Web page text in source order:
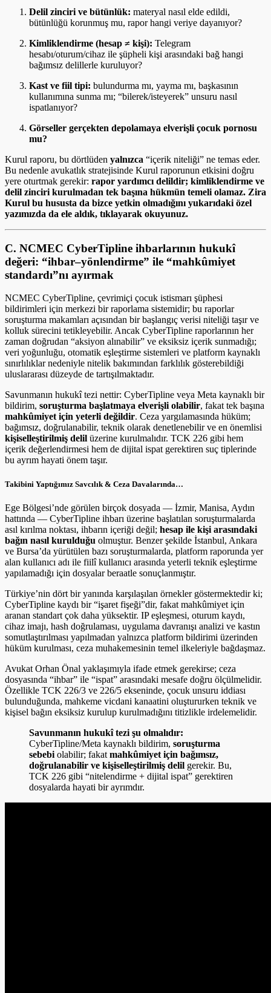
Delil zinciri ve bütünlük: materyal nasıl elde edildi,
bütünlüğü korunmuş mu, rapor hangi veriye dayanıyor?
Kimliklendirme (hesap ≠ kişi): Telegram
hesabı/oturum/cihaz ile şüpheli kişi arasındaki bağ hangi
bağımsız delillerle kuruluyor?
Kast ve fiil tipi: bulundurma mı, yayma mı, başkasının
kullanımına sunma mı; “bilerek/isteyerek” unsuru nasıl
ispatlanıyor?
Görseller gerçekten depolamaya elverişli çocuk pornosu
mu?
Kurul raporu, bu dörtlüden yalnızca “içerik niteliği” ne temas eder.
Bu nedenle avukatlık stratejisinde Kurul raporunun etkisini doğru
yere oturtmak gerekir: rapor yardımcı delildir; kimliklendirme ve
delil zinciri kurulmadan tek başına hükmün temeli olamaz. Zira
Kurul bu hususta da bizce yetkin olmadığını yukarıdaki özel
yazımızda da ele aldık, tıklayarak okuyunuz.
C. NCMEC CyberTipline ihbarlarının hukukî
değeri: “ihbar–yönlendirme” ile “mahkûmiyet
standardı”nı ayırmak
NCMEC CyberTipline, çevrimiçi çocuk istismarı şüphesi
bildirimleri için merkezi bir raporlama sistemidir; bu raporlar
soruşturma makamları açısından bir başlangıç verisi niteliği taşır ve
kolluk sürecini tetikleyebilir. Ancak CyberTipline raporlarının her
zaman doğrudan “aksiyon alınabilir” ve eksiksiz içerik sunmadığı;
veri yoğunluğu, otomatik eşleştirme sistemleri ve platform kaynaklı
sınırlılıklar nedeniyle nitelik bakımından farklılık gösterebildiği
uluslararası düzeyde de tartışılmaktadır.
Savunmanın hukukî tezi nettir: CyberTipline veya Meta kaynaklı bir
bildirim, soruşturma başlatmaya elverişli olabilir, fakat tek başına
mahkûmiyet için yeterli değildir. Ceza yargılamasında hüküm;
bağımsız, doğrulanabilir, teknik olarak denetlenebilir ve en önemlisi
kişiselleştirilmiş delil üzerine kurulmalıdır. TCK 226 gibi hem
içerik değerlendirmesi hem de dijital ispat gerektiren suç tiplerinde
bu ayrım hayati önem taşır.
Takibini Yaptığımız Savcılık & Ceza Davalarında…
Ege Bölgesi’nde görülen birçok dosyada — İzmir, Manisa, Aydın
hattında — CyberTipline ihbarı üzerine başlatılan soruşturmalarda
asıl kırılma noktası, ihbarın içeriği değil; hesap ile kişi arasındaki
bağın nasıl kurulduğu olmuştur. Benzer şekilde İstanbul, Ankara
ve Bursa’da yürütülen bazı soruşturmalarda, platform raporunda yer
alan kullanıcı adı ile fiilî kullanıcı arasında yeterli teknik eşleştirme
yapılamadığı için dosyalar beraatle sonuçlanmıştır.
Türkiye’nin dört bir yanında karşılaşılan örnekler göstermektedir ki;
CyberTipline kaydı bir “işaret fişeği”dir, fakat mahkûmiyet için
aranan standart çok daha yüksektir. IP eşleşmesi, oturum kaydı,
cihaz imajı, hash doğrulaması, uygulama davranışı analizi ve kastın
somutlaştırılması yapılmadan yalnızca platform bildirimi üzerinden
hüküm kurulması, ceza muhakemesinin temel ilkeleriyle bağdaşmaz.
Avukat Orhan Önal yaklaşımıyla ifade etmek gerekirse; ceza
dosyasında “ihbar” ile “ispat” arasındaki mesafe doğru ölçülmelidir.
Özellikle TCK 226/3 ve 226/5 ekseninde, çocuk unsuru iddiası
bulunduğunda, mahkeme vicdani kanaatini oluştururken teknik ve
kişisel bağın eksiksiz kurulup kurulmadığını titizlikle irdelemelidir.
Savunmanın hukukî tezi şu olmalıdır:
CyberTipline/Meta kaynaklı bildirim, soruşturma
sebebi olabilir; fakat mahkûmiyet için bağımsız,
doğrulanabilir ve kişiselleştirilmiş delil gerekir. Bu,
TCK 226 gibi “nitelendirme + dijital ispat” gerektiren
dosyalarda hayati bir ayrımdır.